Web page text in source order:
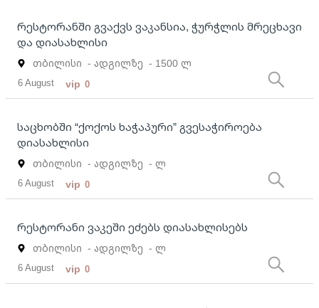
რესტორანში გვაქვს ვაკანსია, ჭურჭლის მრეცხავი
და დიასახლისი
თბილისი - ადგილზე - 1500 ლ
6 August vip 0
საცხობში “ქოქოს ხაჭაპური” გვესაჭიროება
დიასახლისი
თბილისი - ადგილზე - ლ
6 August vip 0
რესტორანი ვაკეში ეძებს დიასახლისებს
თბილისი - ადგილზე - ლ
6 August vip 0